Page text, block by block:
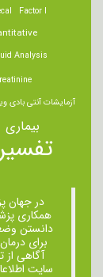
Factor I
Analysis
آزمایشات آنتی بادی
بیماری
در جهان
همکاری
دانستن
برای
آگاهی
سایت